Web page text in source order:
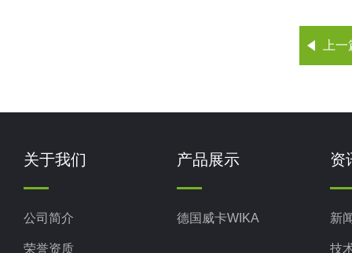
上
关于我们
公司简介
荣誉资质
产品展示
德国威卡WIKA
资
新
技